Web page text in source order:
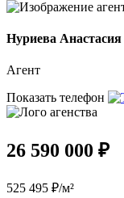
Нуриева Анастасия
Агент
Показать телефон
26 590 000 ₽
525 495 ₽/м²